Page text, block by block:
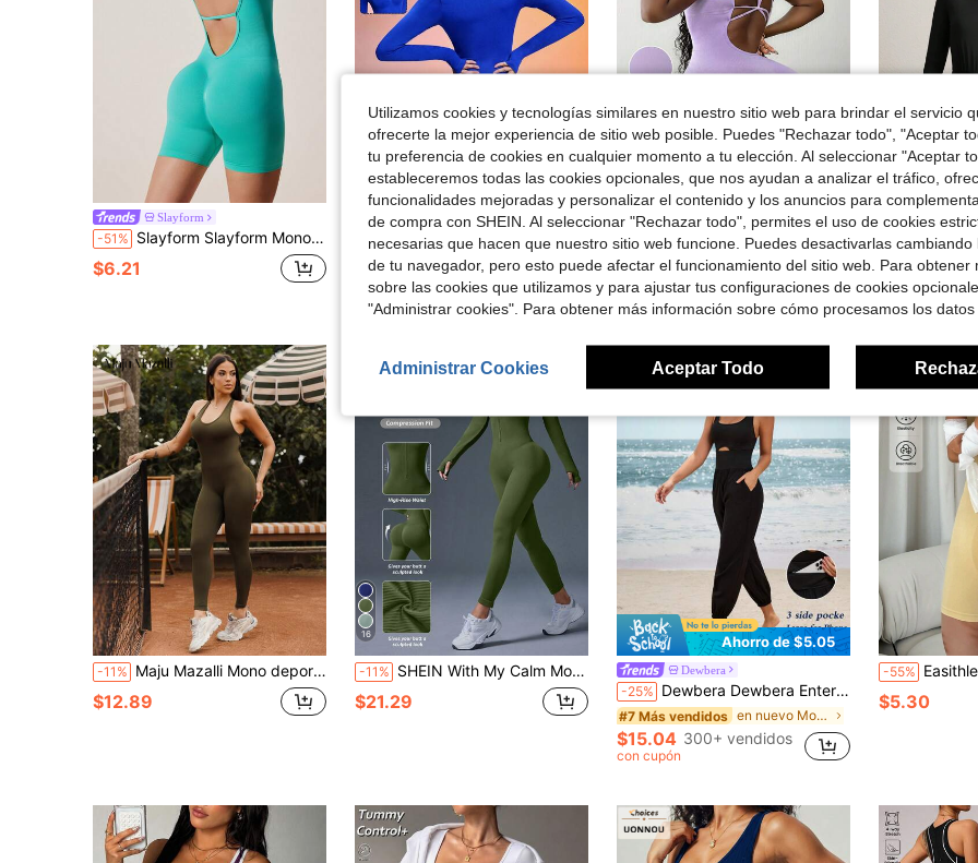
Slayform
-51% Slayform Slayform Mono deportivo ajustado sin mangas y sin espalda de unicolor
$6.21
-61% Gameset SHEIN Sport Mono de manga larga con cuello en forma de corazón y agujero para el pulgar, de unicolor y minimalista para mujer
$7.78
-47% SHEIN Core Rhythm Mono deportivo sin costuras de unicolor para mujer, diseño de tirantes cruzados, mono ajustado sin espalda, ropa deportiva, adecuado para yoga, fitness y otras actividades
$5.45 -61% CourtClass CourtClass Mono
$7.61
-11% Maju Mazalli Mono deportivo sin mangas y sexy para mujer
$12.89
16
-11% SHEIN With My Calm Mono deportivo de manga larga con cremallera y textura acanalada
$21.29
Ahorro de $5.05
Dewbera
-25% Dewbera Dewbera Enterizo deportivo casual sin mangas de corte de cintura con unicolor para mujer en verano
#7 Más vendidos en nuevo Monos deportivos para mujer
$15.04 300+ vendidos
con cupón
-55% Easithlete Easithlete Mono
$5.30
Utilizamos cookies y tecnologías similares en nuestro sitio web para brindar el servicio
ofrecerte la mejor experiencia de sitio web posible. Puedes "Rechazar todo", "Aceptar
tu preferencia de cookies en cualquier momento a tu elección. Al seleccionar "Aceptar
estableceremos todas las cookies opcionales, que nos ayudan a analizar el tráfico,
funcionalidades mejoradas y personalizar el contenido y los anuncios para
de compra con SHEIN. Al seleccionar "Rechazar todo", permites el uso de cookies
necesarias que hacen que nuestro sitio web funcione. Puedes desactivarlas cambiando
de tu navegador, pero esto puede afectar el funcionamiento del sitio web. Para obtener
sobre las cookies que utilizamos y para ajustar tus configuraciones de cookies
"Administrar cookies". Para obtener más información sobre cómo procesamos los datos
Administrar Cookies Aceptar Todo